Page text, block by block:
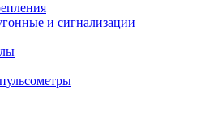
и сигнализации